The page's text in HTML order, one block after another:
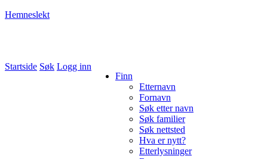
Hemneslekt
Startside Søk Logg inn
Finn
Etternavn
Fornavn
Søk etter navn
Søk familier
Søk nettsted
Hva er nytt?
Etterlysninger